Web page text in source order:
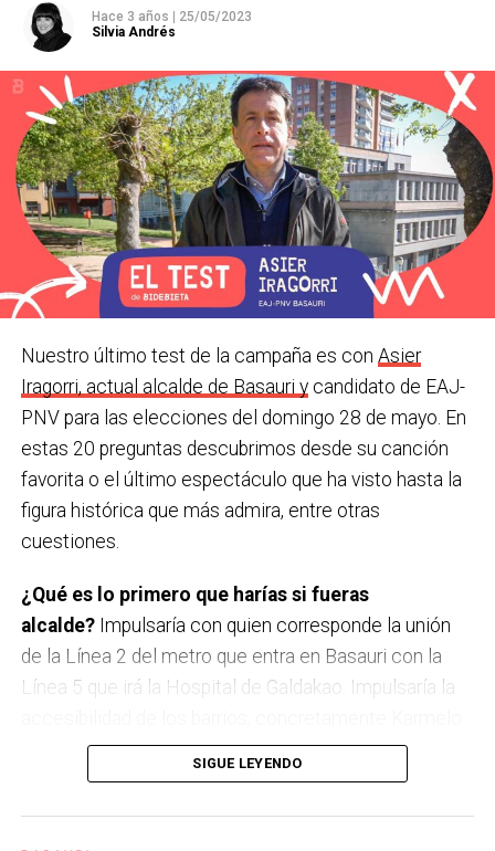
concejales, los mismos que sumaron en 2019 como
Basauri Bai. El PP mantiene un edil y sube un puñado
de votos. El Partido Humanista ha conseguido 206
votos.
Basauri
Infogram
Hace 3 años
25/05/2023
Silvia Andrés
Nuestro último test de la campaña es con Asier
Iragorri, actual alcalde de Basauri ycandidato de EAJ-
PNV para las elecciones del domingo 28 de mayo. En
estas 20 preguntas descubrimos desde su canción
favorita o el último espectáculo que ha visto hasta la
figura histórica que más admira, entre otras
cuestiones.
¿Qué es lo primero que harías si fueras
alcalde? Impulsaría con quien corresponde la unión
de la Línea 2 del metro que entra en Basauri con la
Línea 5 que irá la Hospital de Galdakao. Impulsaría la
Torre, buscando la mejor opción para unir la parte baja
y la alta de Karmelo Torre, obviamente buscando el
consenso entre los vecinos. Y también traer actividad
SIGUE LEYENDO